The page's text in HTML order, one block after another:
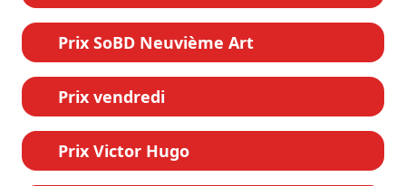
Prix SoBD Neuvième Art
Prix vendredi
Prix Victor Hugo